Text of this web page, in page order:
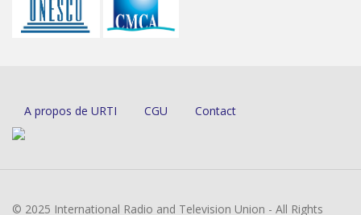
A propos de URTI CGU Contact
© 2025 International Radio and Television Union - All Rights